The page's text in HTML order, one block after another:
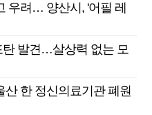
우려… 양산시, '어필 레
탄 발견…살상력 없는 모
한 정신의료기관 폐원